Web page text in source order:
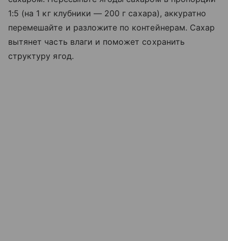
1:5 (на 1 кг клубники — 200 г сахара), аккуратно
перемешайте и разложите по контейнерам. Сахар
вытянет часть влаги и поможет сохранить
структуру ягод.